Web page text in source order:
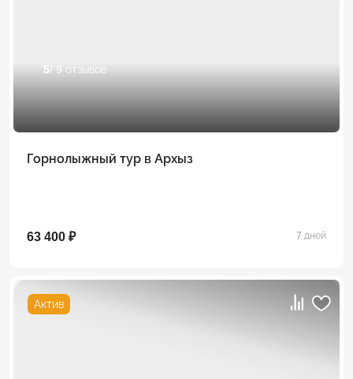
5/ 9 отзывов
Горнолыжный тур в Архыз
63 400 ₽ 7 дней
Актив